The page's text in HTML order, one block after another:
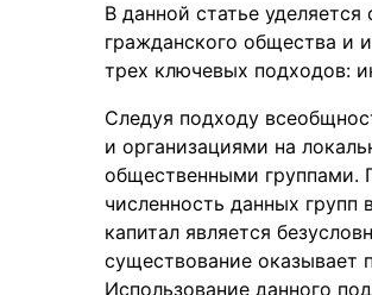
В данной статье
гражданского общества и
трех ключевых подходов:
Следуя подходу
и организациями на
общественными группами.
численность данных
капитал является
существование оказывает
Использование данного